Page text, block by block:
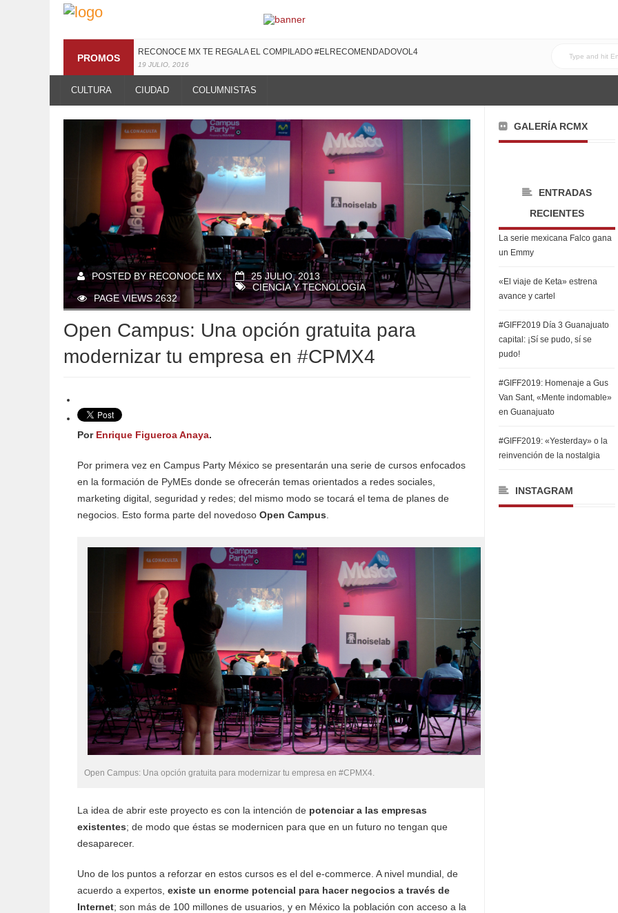
PROMOS
RECONOCE MX TE REGALA EL COMPILADO #ELRECOMENDADOVOL4
19 JULIO, 2016
CULTURA CIUDAD COLUMNISTAS
POSTED BY RECONOCE MX
25 JULIO, 2013
CIENCIA Y TECNOLOGÍA
PAGE VIEWS 2632
Open Campus: Una opción gratuita para
modernizar tu empresa en #CPMX4
Por Enrique Figueroa Anaya.
Por primera vez en Campus Party México se presentarán una serie de cursos enfocados
en la formación de PyMEs donde se ofrecerán temas orientados a redes sociales,
marketing digital, seguridad y redes; del mismo modo se tocará el tema de planes de
negocios. Esto forma parte del novedoso Open Campus
Open Campus: Una opción gratuita para modernizar tu empresa en #CPMX4.
La idea de abrir este proyecto es con la intención de potenciar a las empresas
existentes; de modo que éstas se modernicen para que en un futuro no tengan que
desaparecer.
Uno de los puntos a reforzar en estos cursos es el del e-commerce. A nivel mundial, de
acuerdo a expertos, existe un enorme potencial para hacer negocios a través de
Internet; son más de 100 millones de usuarios, y en México la población con acceso a la
GALERÍA RCMX
ENTRADAS
RECIENTES
La serie mexicana Falco gana
un Emmy
«El viaje de Keta» estrena
avance y cartel
#GIFF2019 Día 3 Guanajuato
capital: ¡Sí se pudo, sí se
pudo!
#GIFF2019: Homenaje a Gus
Van Sant, «Mente indomable»
en Guanajuato
#GIFF2019: «Yesterday» o la
reinvención de la nostalgia
INSTAGRAM